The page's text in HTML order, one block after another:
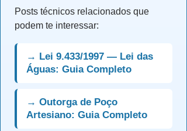
Posts técnicos relacionados que
podem te interessar:
→ Lei 9.433/1997 — Lei das
Águas: Guia Completo
→ Outorga de Poço
Artesiano: Guia Completo